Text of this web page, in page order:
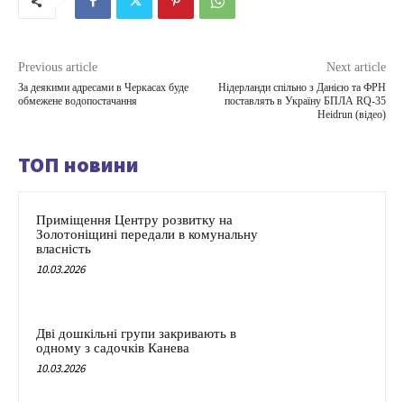
Previous article
За деякими адресами в Черкасах буде
обмежене водопостачання
Next article
Нідерланди спільно з Данією та ФРН
поставлять в Україну БПЛА RQ-35
Heidrun (відео)
ТОП новини
Приміщення Центру розвитку на
Золотоніщині передали в комунальну
власність
10.03.2026
Дві дошкільні групи закривають в
одному з садочків Канева
10.03.2026